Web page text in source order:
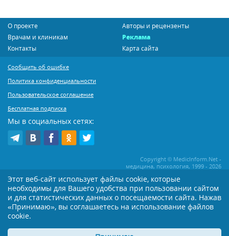
О проекте
Авторы и рецензенты
Врачам и клиникам
Реклама
Контакты
Карта сайта
Сообщить об ошибке
Политика конфиденциальности
Пользовательское соглашение
Бесплатная подписка
Мы в социальных сетях:
Copyright © MedicInform.Net -
медицина, психология, 1999 - 2026
Копирование или иное распространение статей нашего сайта строго
воспрещается. Копирование раздела "Новости" допускается при наличии
активной открытой для поисковиков ссылки на MedicInform.Net
Материалы на сайте представлены в справочных целях. Редакция не всегда
применением тех или иных рекомендаций настоятельно рекомендуется
Этот веб-сайт использует файлы cookie, которые
необходимы для Вашего удобства при пользовании сайтом
и для статистических данных о посещаемости сайта. Нажав
«Принимаю», вы соглашаетесь на использование файлов
cookie.